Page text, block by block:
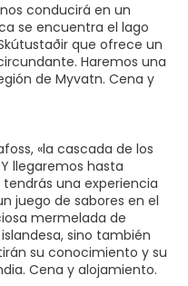
conducirá en un
se encuentra el lago
que ofrece un
Haremos una
de Myvatn. Cena y
«la cascada de los
llegaremos hasta
una experiencia
juego de sabores en el
mermelada de
sino también
su conocimiento y su
Cena y alojamiento.